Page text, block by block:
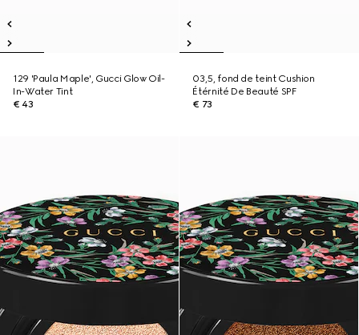
129 'Paula Maple', Gucci Glow Oil-
In-Water Tint
€ 43
03,5, fond de teint Cushion
Étérnité De Beauté SPF
€ 73